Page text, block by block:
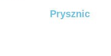
Prysznic